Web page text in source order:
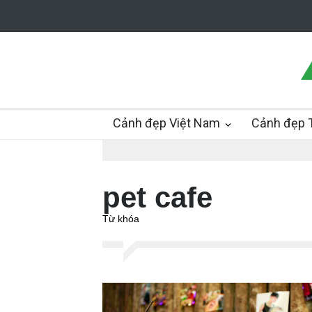
Cảnh đẹp Việt Nam Cảnh đẹp
pet cafe
Từ khóa